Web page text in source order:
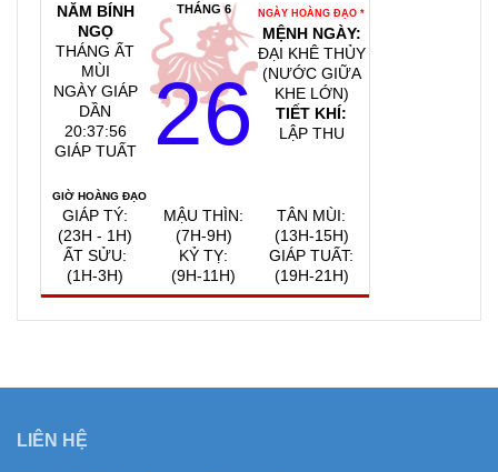
NĂM BÍNH
NGỌ
THÁNG ẤT
MÙI
NGÀY GIÁP
DẦN
20:37:57
GIÁP TUẤT
THÁNG 6
26
NGÀY HOÀNG ĐẠO *
MỆNH NGÀY:
ĐẠI KHÊ THỦY
(NƯỚC GIỮA
KHE LỚN)
TIẾT KHÍ:
LẬP THU
GIỜ HOÀNG ĐẠO
GIÁP TÝ:
(23H - 1H)
ẤT SỬU:
(1H-3H)
MẬU THÌN:
(7H-9H)
KỶ TỴ:
(9H-11H)
TÂN MÙI:
(13H-15H)
GIÁP TUẤT:
(19H-21H)
LIÊN HỆ